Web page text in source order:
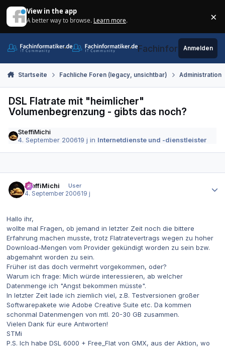
View in the app
A better way to browse. Learn more. ×
Fachinformatiker.de
Anmelden
Startseite Fachliche Foren (legacy, unsichtbar) Administration
DSL Flatrate mit "heimlicher"
Volumenbegrenzung - gibts das noch?
SteffiMichi
4. September 200619 j in Internetdienste und -dienstleister
SteffiMichi
User
4. September 200619 j
Hallo ihr,
wollte mal Fragen, ob jemand in letzter Zeit noch die bittere
Erfahrung machen musste, trotz Flatratevertrags wegen zu hoher
Download-Mengen vom Provider gekündigt worden zu sein bzw.
abgemahnt worden zu sein.
Früher ist das doch vermehrt vorgekommen, oder?
Warum ich frage: Mich würde interessieren, ab welcher
Datenmenge ich "Angst bekommen müsste".
In letzter Zeit lade ich ziemlich viel, z.B. Testversionen großer
Softwarepakete wie Adobe Creative Suite etc. Da kommen
schonmal Datenmengen von mtl. 20-30 GB zusammen.
Vielen Dank für eure Antworten!
STMi
P.S. Ich habe DSL 6000 + Free_Flat von GMX, aus der Aktion, wo